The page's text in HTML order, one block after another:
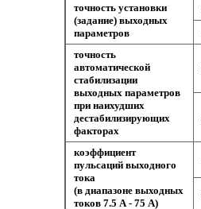
точность установки
(задание) выходных
параметров
точность
автоматической
стабилизации
выходных параметров
при наихудших
дестабилизирующих
факторах
коэффициент
пульсаций выходного
тока
(в диапазоне выходных
токов 7.5 А - 75 А)